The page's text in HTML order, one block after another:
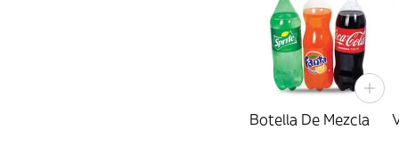
Botella De Mezcla